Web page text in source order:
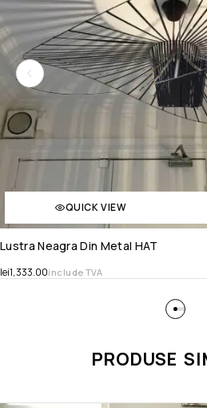
QUICK VIEW
Lustra Neagra Din Metal HAT
lei1,333.00include TVA
PRODUSE